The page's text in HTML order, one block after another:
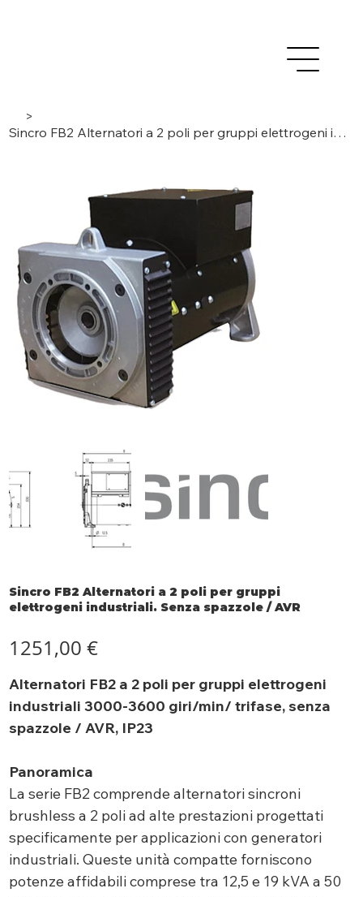
>
Sincro FB2 Alternatori a 2 poli per gruppi elettrogeni industriali. Senza spazzole / AVR
Sincro FB2 Alternatori a 2 poli per gruppi
elettrogeni industriali. Senza spazzole / AVR
1251,00 €
Alternatori FB2 a 2 poli per gruppi elettrogeni
industriali 3000-3600 giri/min/ trifase, senza
spazzole / AVR, IP23
Panoramica
La serie FB2 comprende alternatori sincroni
brushless a 2 poli ad alte prestazioni progettati
specificamente per applicazioni con generatori
industriali. Queste unità compatte forniscono
potenze affidabili comprese tra 12,5 e 19 kVA a 50